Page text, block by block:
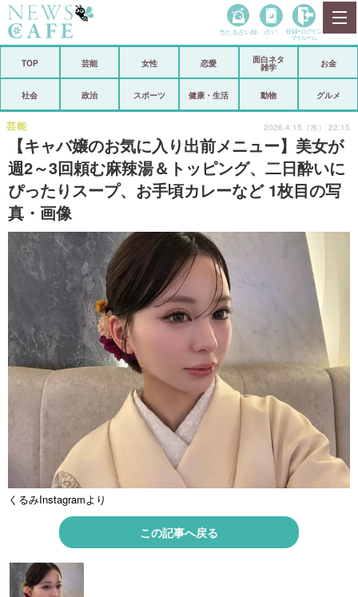
政治
芸能 スポーツ
恋愛 ビックリ
コメントポスト
リリース ショップ
登録・ログイン/マイルーム
当たる占い師 占い 登録• ログイン
マイルーム
TOP 芸能 女性 恋愛
面白ネタ
雑学
お金
社会 政治 スポーツ 健康・生活 動物 グルメ
【キャバ嬢のお気に入り出前メニュー】美女が
週2～3回頼む麻辣湯＆トッピング、二日酔いに
ぴったりスープ、お手頃カレーなど 1枚目の写
真・画像
芸能 2026.4.15（水） 22:15
くるみInstagramより
この記事へ戻る